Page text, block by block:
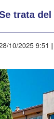
trata
10/2025 9:51 |